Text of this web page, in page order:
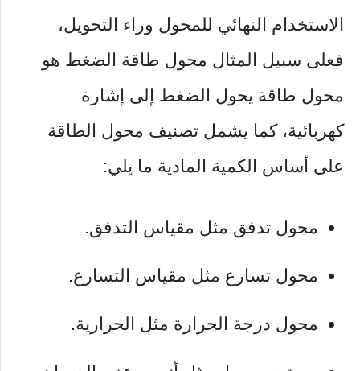
الاستخدام النهائي للمحول وراء التحويل،
فعلى سبيل المثال محول طاقة الضغط هو
محول طاقة يحول الضغط إلى إشارة
كهربائية، كما يشمل تصنيف محول الطاقة
على أساس الكمية المادية ما يلي:
محول تدفق مثل مقياس التدفق.
محول تسارع مثل مقياس التسارع.
محول درجة الحرارة مثل الحرارية.